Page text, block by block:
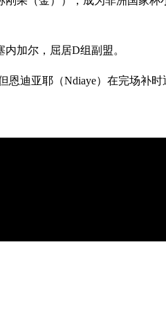
加尔，屈居D组副盟。
迪亚耶（Ndiaye）在完场补